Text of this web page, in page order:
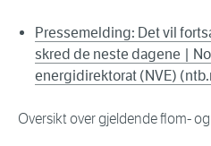
Pressemelding: Det vil
skred de neste dagene |
energidirektorat (NVE)
Oversikt over gjeldende flom-